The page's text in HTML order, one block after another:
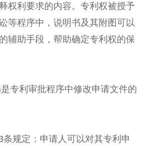
权利要求的内容。专利权被授予
等程序中，说明书及其附图可以
辅助手段，帮助确定专利权的保
专利审批程序中修改申请文件的
规定：申请人可以对其专利申